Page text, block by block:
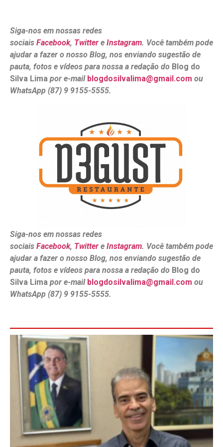
Siga-nos em nossas redes
sociais Facebook, Twitter e Instagram. Você também pode
ajudar a fazer o nosso Blog, nos enviando sugestão de
pauta, fotos e vídeos para nossa a redação do Blog do
Silva Lima por e-mail blogdosilvalima@gmail.com ou
WhatsApp (87) 9 9155-5555.
Siga-nos em nossas redes
sociais Facebook, Twitter e Instagram. Você também pode
ajudar a fazer o nosso Blog, nos enviando sugestão de
pauta, fotos e vídeos para nossa a redação do Blog do
Silva Lima por e-mail blogdosilvalima@gmail.com ou
WhatsApp (87) 9 9155-5555.